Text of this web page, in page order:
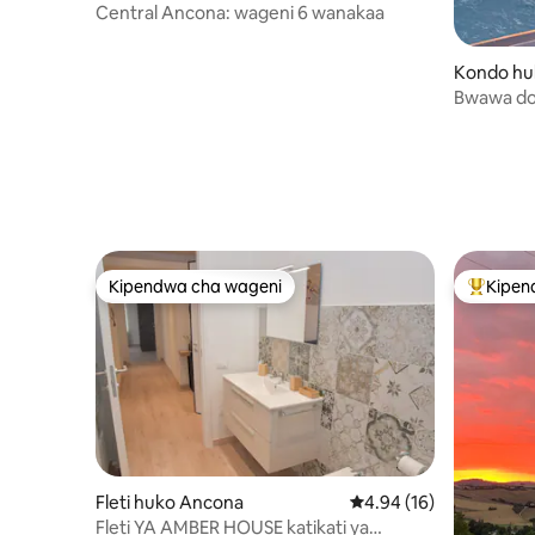
Central Ancona: wageni 6 wanakaa
Kondo
Bwawa
Kipendwa cha wageni
Kipendwa cha wageni
Fleti huko Ancona Ukadiriaji wa wastani
4.94 (16)
Fleti YA AMBER HOUSE katikati ya